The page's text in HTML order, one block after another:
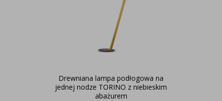
Drewniana lampa podłogowa na
jednej nodze TORINO z niebieskim
abażurem